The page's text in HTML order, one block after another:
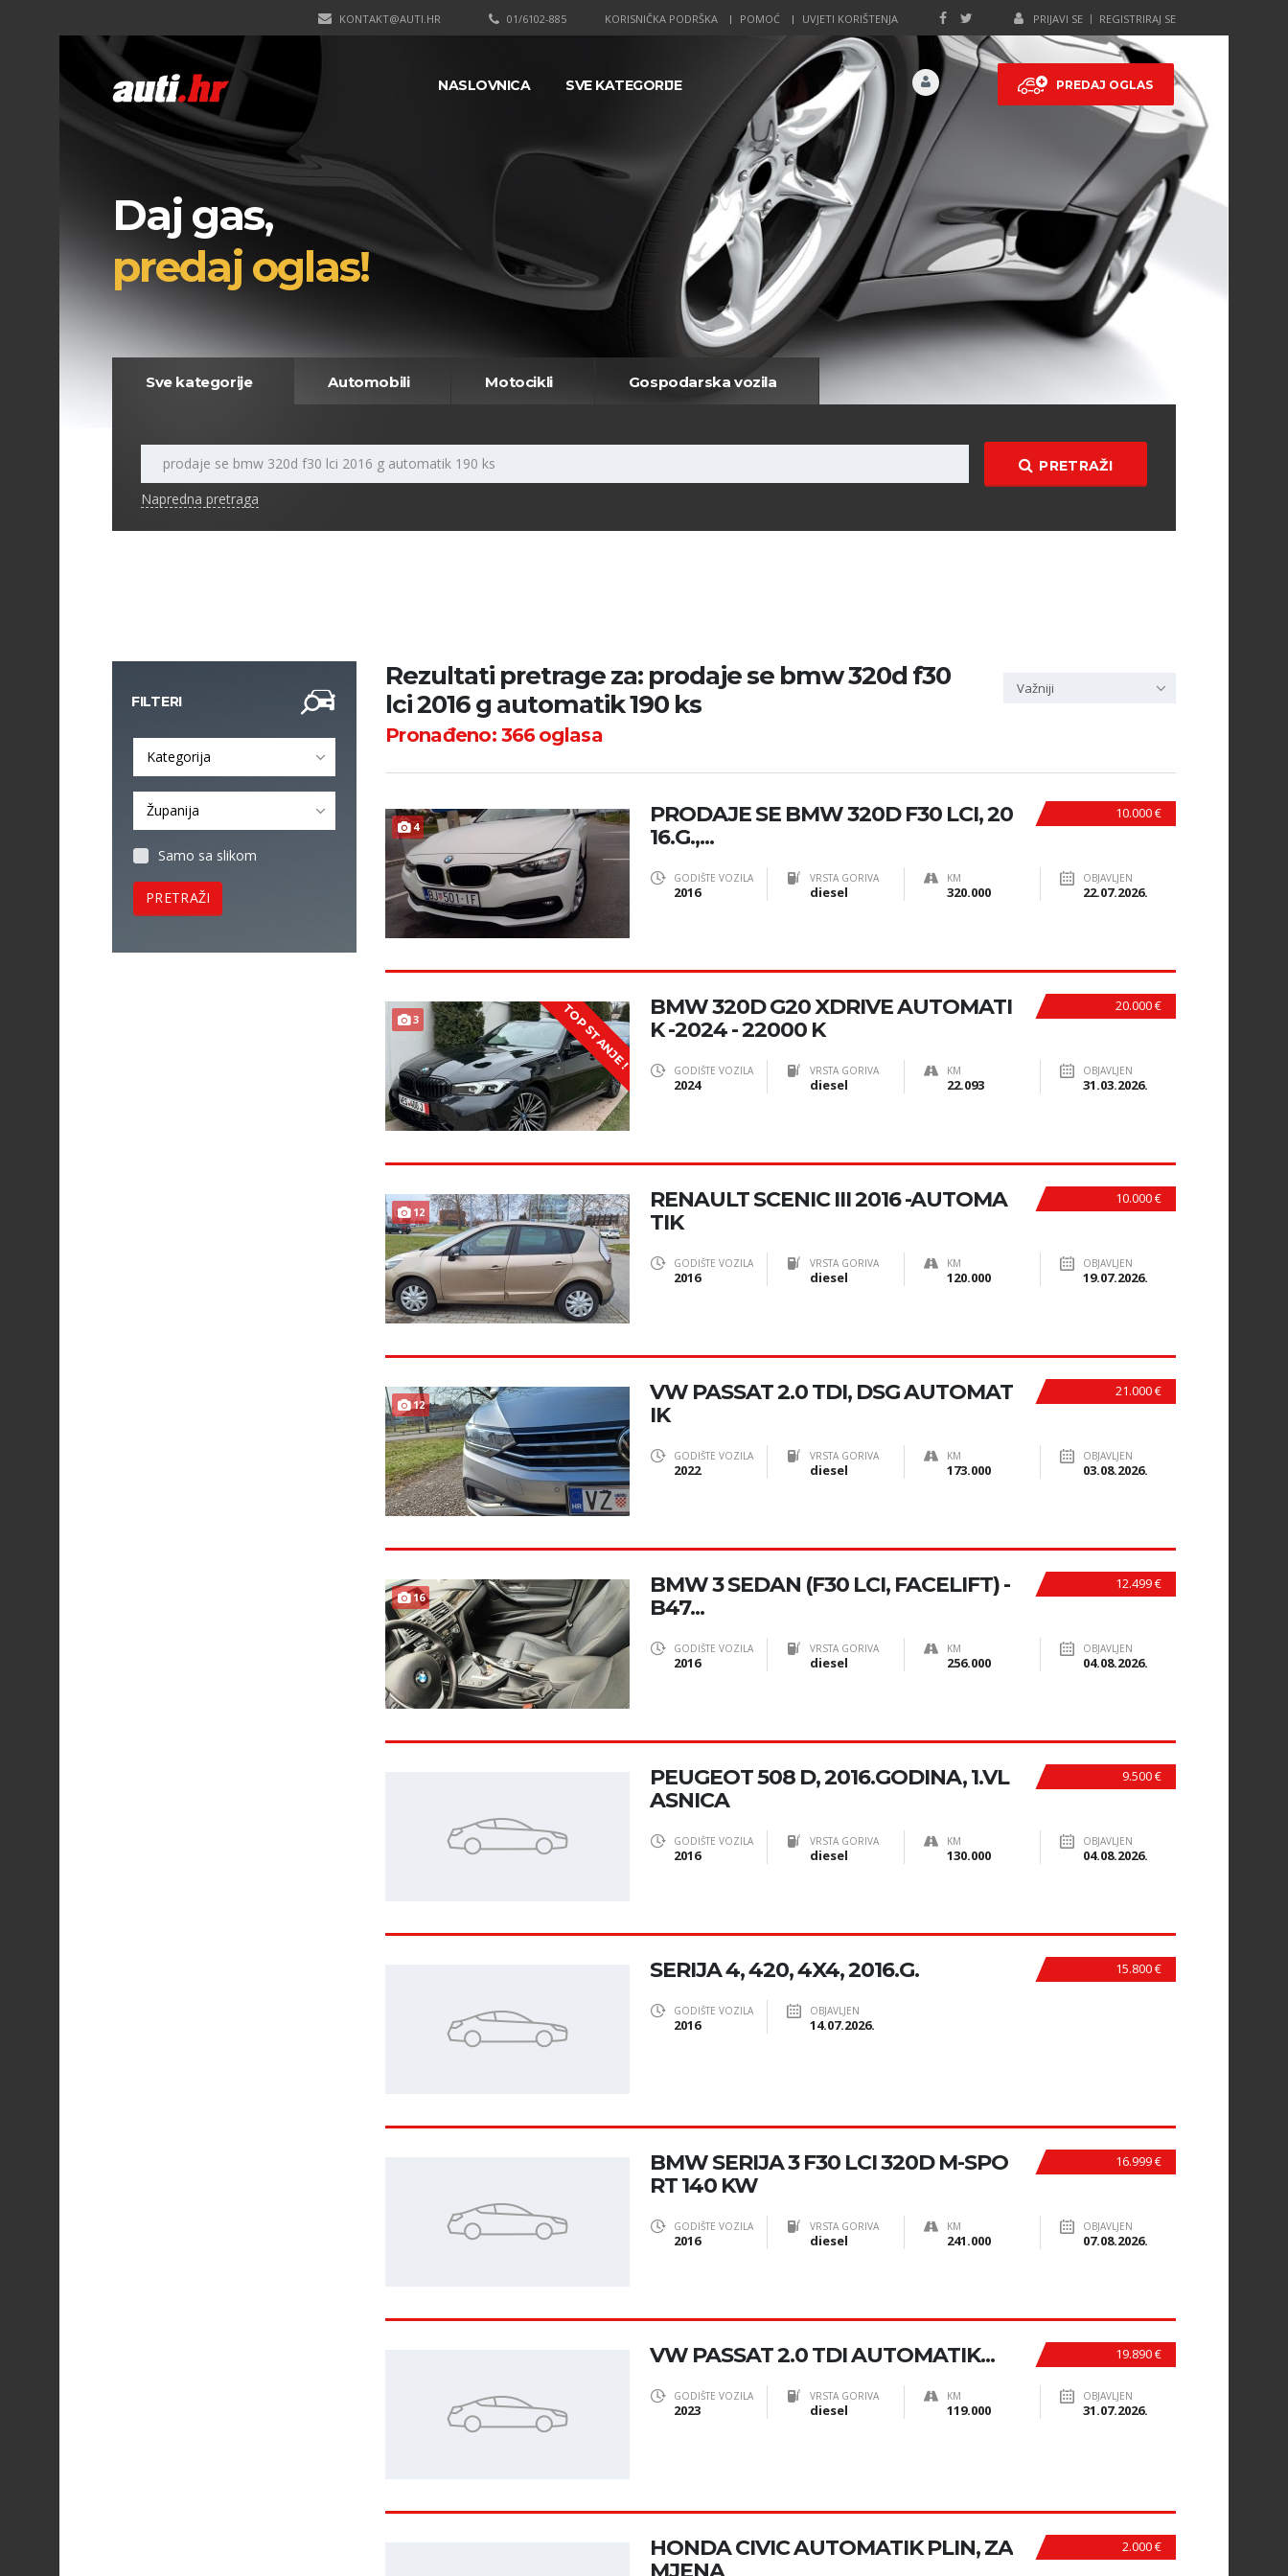
PRIJAVI SE REGISTRIRAJ SE
KORISNIČKA PODRŠKA POMOĆ UVJETI KORIŠTENJA
01/6102-885
KONTAKT@AUTI.HR
PREDAJ OGLAS
NASLOVNICA SVE KATEGORIJE
Daj gas,
predaj oglas!
Sve kategorije Automobili Motocikli Gospodarska vozila
PRETRAŽI
Napredna pretraga
FILTERI
Kategorija
Županija
Samo sa slikom
PRETRAŽI
Rezultati pretrage za: prodaje se bmw 320d f30
lci 2016 g automatik 190 ks
Pronađeno:366oglasa
Važniji
4
10.000 €
PRODAJE SE BMW 320D F30 LCI, 20
16.G.,...
GODIŠTE VOZILA
2016
VRSTA GORIVA
diesel
KM
320.000
OBJAVLJEN
22.07.2026.
3 TOP STANJE ! 20.000 €
BMW 320D G20 XDRIVE AUTOMATI
K -2024 - 22000 K
GODIŠTE VOZILA
2024
VRSTA GORIVA
diesel
KM
22.093
OBJAVLJEN
31.03.2026.
12
10.000 €
RENAULT SCENIC III 2016 -AUTOMA
TIK
GODIŠTE VOZILA
2016
VRSTA GORIVA
diesel
KM
120.000
OBJAVLJEN
19.07.2026.
12
21.000 €
VW PASSAT 2.0 TDI, DSG AUTOMAT
IK
GODIŠTE VOZILA
2022
VRSTA GORIVA
diesel
KM
173.000
OBJAVLJEN
03.08.2026.
16
12.499 €
BMW 3 SEDAN (F30 LCI, FACELIFT) -
B47...
GODIŠTE VOZILA
2016
VRSTA GORIVA
diesel
KM
256.000
OBJAVLJEN
04.08.2026.
9.500 €
PEUGEOT 508 D, 2016.GODINA, 1.VL
ASNICA
GODIŠTE VOZILA
2016
VRSTA GORIVA
diesel
KM
130.000
OBJAVLJEN
04.08.2026.
15.800 €
SERIJA 4, 420, 4X4, 2016.G.
GODIŠTE VOZILA
2016
OBJAVLJEN
14.07.2026.
16.999 €
BMW SERIJA 3 F30 LCI 320D M-SPO
RT 140 KW
GODIŠTE VOZILA
2016
VRSTA GORIVA
diesel
KM
241.000
OBJAVLJEN
07.08.2026.
19.890 €
VW PASSAT 2.0 TDI AUTOMATIK...
GODIŠTE VOZILA
2023
VRSTA GORIVA
diesel
KM
119.000
OBJAVLJEN
31.07.2026.
2.000 €
HONDA CIVIC AUTOMATIK PLIN, ZA
MJENA